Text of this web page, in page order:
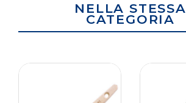
NELLA STESSA
CATEGORIA